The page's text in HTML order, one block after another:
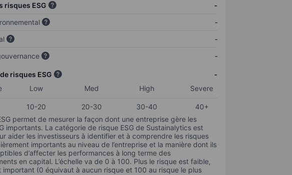
risques ESG
-
-
-
-
risques ESG
-
Low Med High Severe
10-20 20-30 30-40
40+
permet de mesurer la façon dont une entreprise gère les
importants. La catégorie de risque ESG de Sustainalytics est
aider les investisseurs à identifier et à comprendre les risques
importants au niveau de l’entreprise et la manière dont ils
d’affecter les performances à long terme des
en capital. L’échelle va de 0 à 100. Plus le risque est faible,
important (0 équivaut à aucun risque et 100 au risque le plus